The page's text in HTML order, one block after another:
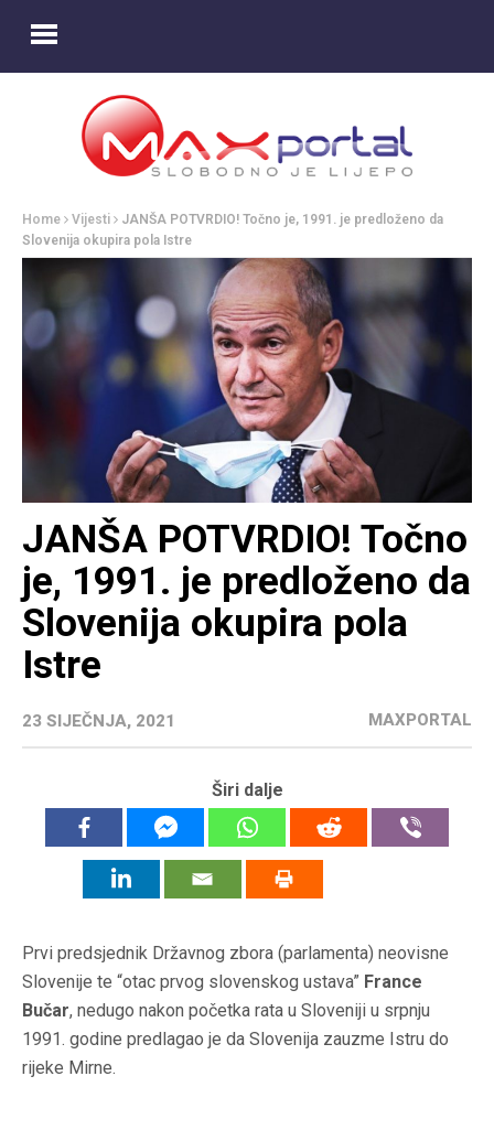
Home Vijesti
JANŠA POTVRDIO! Točno je, 1991. je predloženo da
Slovenija okupira pola Istre
JANŠA POTVRDIO! Točno
je, 1991. je predloženo da
Slovenija okupira pola
Istre
23 SIJEČNJA, 2021 MAXPORTAL
Širi dalje
Prvi predsjednik Državnog zbora (parlamenta) neovisne
Slovenije te “otac prvog slovenskog ustava” France
Bučar, nedugo nakon početka rata u Sloveniji u srpnju
1991. godine predlagao je da Slovenija zauzme Istru do
rijeke Mirne.